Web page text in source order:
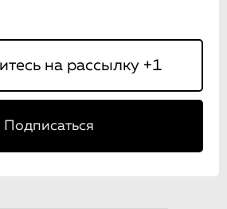
Подписаться